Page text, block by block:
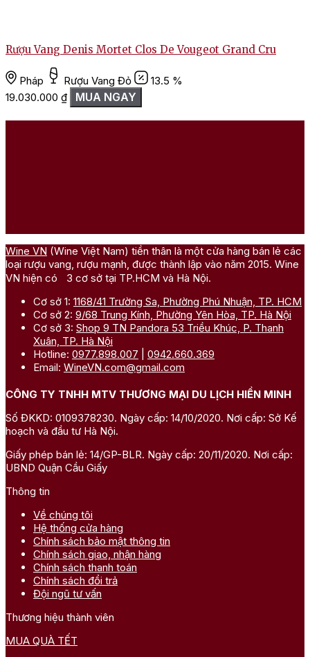
Rượu Vang Denis Mortet Clos De Vougeot Grand Cru
Pháp Rượu Vang Đỏ
13.5 %
19.030.000 ₫ MUA NGAY
Wine VN (Wine Việt Nam) tiền thân là một cửa hàng bán lẻ các
loại rượu vang, rượu mạnh, được thành lập vào năm 2015. Wine
VN hiện có 3 cơ sở tại TP.HCM và Hà Nội.
Cơ sở 1: 1168/41 Trường Sa, Phường Phú Nhuận, TP. HCM
Cơ sở 2: 9/68 Trung Kính, Phường Yên Hòa, TP. Hà Nội
Cơ sở 3: Shop 9 TN Pandora 53 Triều Khúc, P. Thanh
Xuân, TP. Hà Nội
Hotline: 0977.898.007
0942.660.369
Email: WineVN.com@gmail.com
CÔNG TY TNHH MTV THƯƠNG MẠI DU LỊCH HIỀN MINH
Số ĐKKD: 0109378230. Ngày cấp: 14/10/2020. Nơi cấp: Sở Kế
hoạch và đầu tư Hà Nội.
Giấy phép bán lẻ: 14/GP-BLR. Ngày cấp: 20/11/2020. Nơi cấp:
UBND Quận Cầu Giấy
Thông tin
Về chúng tôi
Hệ thống cửa hàng
Chính sách bảo mật thông tin
Chính sách giao, nhận hàng
Chính sách thanh toán
Chính sách đổi trả
Đội ngũ tư vấn
Thương hiệu thành viên
MUA QUÀ TẾT